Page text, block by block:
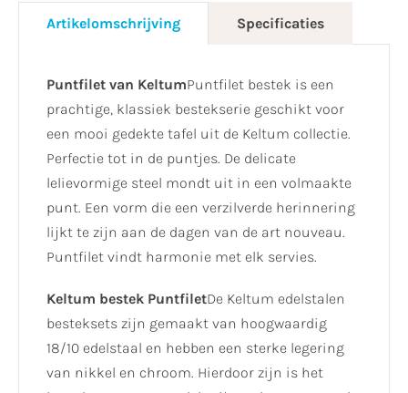
Artikelomschrijving Specificaties
Puntfilet van KeltumPuntfilet bestek is een
prachtige, klassiek bestekserie geschikt voor
een mooi gedekte tafel uit de Keltum collectie.
Perfectie tot in de puntjes. De delicate
lelievormige steel mondt uit in een volmaakte
punt. Een vorm die een verzilverde herinnering
lijkt te zijn aan de dagen van de art nouveau.
Puntfilet vindt harmonie met elk servies.
Keltum bestek PuntfiletDe Keltum edelstalen
besteksets zijn gemaakt van hoogwaardig
18/10 edelstaal en hebben een sterke legering
van nikkel en chroom. Hierdoor zijn is het